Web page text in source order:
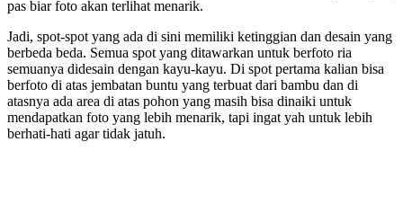
pas biar foto akan terlihat menarik.
Jadi, spot-spot yang ada di sini memiliki ketinggian dan desain yang
berbeda beda. Semua spot yang ditawarkan untuk berfoto ria
semuanya didesain dengan kayu-kayu. Di spot pertama kalian bisa
berfoto di atas jembatan buntu yang terbuat dari bambu dan di
atasnya ada area di atas pohon yang masih bisa dinaiki untuk
mendapatkan foto yang lebih menarik, tapi ingat yah untuk lebih
berhati-hati agar tidak jatuh.